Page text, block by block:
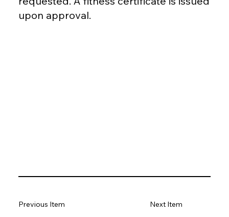
upon approval.
Next Item
Previous Item